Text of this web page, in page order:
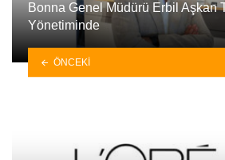
Bonna Genel Müdürü Erbil Aşkan
Yönetiminde
ÖNCEKI